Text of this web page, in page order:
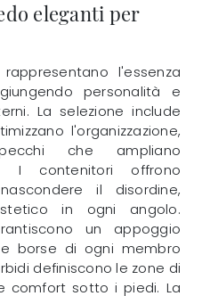
eleganti per
l'essenza
personalità e
La selezione include
l'organizzazione,
che ampliano
I contenitori offrono
il disordine,
in ogni angolo.
un appoggio
borse di ogni membro
definiscono le zone di
comfort sotto i piedi. La